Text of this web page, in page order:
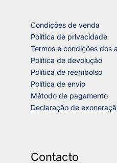
Condições de venda
Política de privacidade
Termos e condições dos
Política de devolução
Política de reembolso
Política de envio
Método de pagamento
Declaração de
Contacto